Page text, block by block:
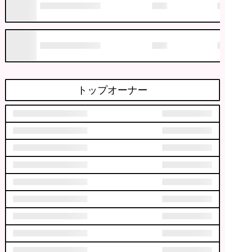
トップオーナー